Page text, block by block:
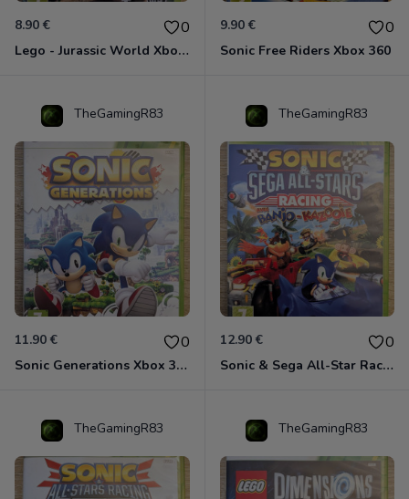
8.90 € 0
Lego - Jurassic World Xbox 360
9.90 € 0
Sonic Free Riders Xbox 360
TheGamingR83
11.90 € 0
Sonic Generations Xbox 360
TheGamingR83
12.90 € 0
Sonic & Sega All-Star Racing avec Banjo-Kazooie Xbox 360
TheGamingR83 TheGamingR83